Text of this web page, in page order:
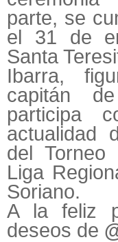
parte, se
el 31 de
Santa
Ibarra,
capitán
participa
actualidad
del Torneo
Liga
Soriano.
A la feliz
deseos de